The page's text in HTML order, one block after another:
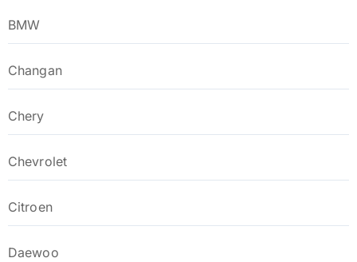
BMW
Changan
Chery
Chevrolet
Citroen
Daewoo